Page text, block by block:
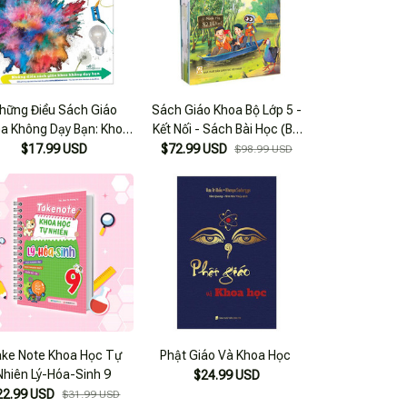
Điều Sách Giáo
Không Dạy Bạn: Khoa
Học
$17.99 USD
Sách Giáo Khoa Bộ Lớp 5 -
Kết Nối - Sách Bài Học (Bộ
13 Cuốn) (Chuẩn)
$72.99 USD $98.99 USD
Note Khoa Học Tự
Lý-Hóa-Sinh 9
USD
$31.99 USD
Phật Giáo Và Khoa Học
$24.99 USD